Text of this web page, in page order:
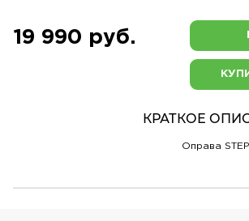
19 990 руб.
КРАТКОЕ
Оправа